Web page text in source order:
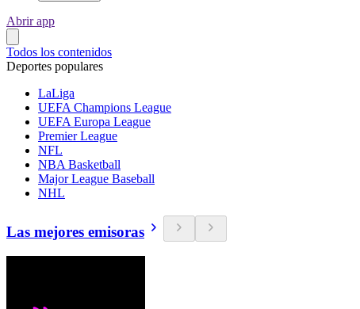
Abrir app
Todos los contenidos
Deportes populares
LaLiga
UEFA Champions League
UEFA Europa League
Premier League
NFL
NBA Basketball
Major League Baseball
NHL
Las mejores emisoras